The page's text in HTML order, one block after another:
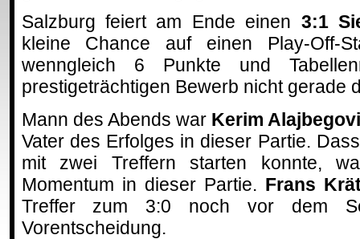
Salzburg feiert am Ende einen 3:1
kleine Chance auf einen Play-Off-
wenngleich 6 Punkte und
prestigeträchtigen Bewerb nicht gerade
Mann des Abends war Kerim
Vater des Erfolges in dieser Partie.
mit zwei Treffern starten konnte,
Momentum in dieser Partie. Frans
Treffer zum 3:0 noch vor dem
Vorentscheidung.